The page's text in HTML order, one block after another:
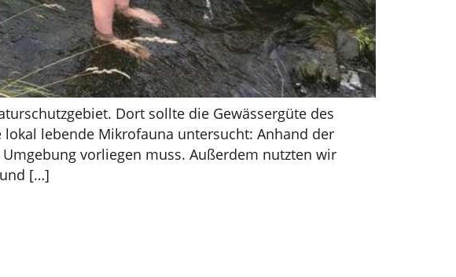
Dort sollte die Gewässergüte des
lebende Mikrofauna untersucht: Anhand der
vorliegen muss. Außerdem nutzten wir
[…]